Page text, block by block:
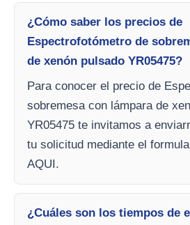
¿Cómo saber los precios de
Espectrofotómetro de
de xenón pulsado YR05475?
Para conocer el precio de
sobremesa con lámpara de
YR05475 te invitamos a
tu solicitud mediante el
AQUI.
¿Cuáles son los tiempos de